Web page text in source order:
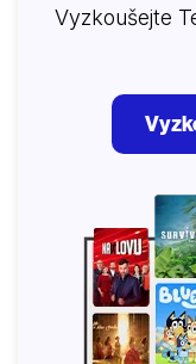
Vyzkoušejte